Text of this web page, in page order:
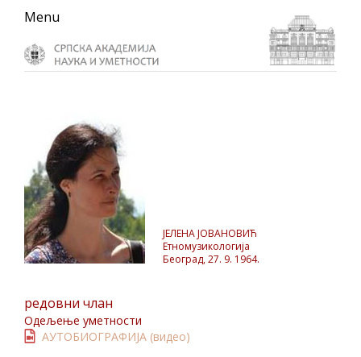
Skip
primary
navigation
Skip
main
content
Skip
primary
sidebar
Menu
ЈЕЛЕНА ЈОВАНОВИЋ
Етномузикологија
Београд, 27. 9. 1964.
редовни члан
Одељење уметности
АУТОБИОГРАФИЈА (видео)